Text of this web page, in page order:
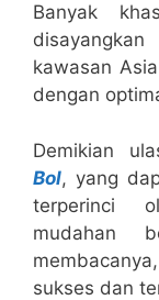
Banyak
kawasan
dengan
Demikian
Bol, yang
terperinci
mudahan
sukses dan